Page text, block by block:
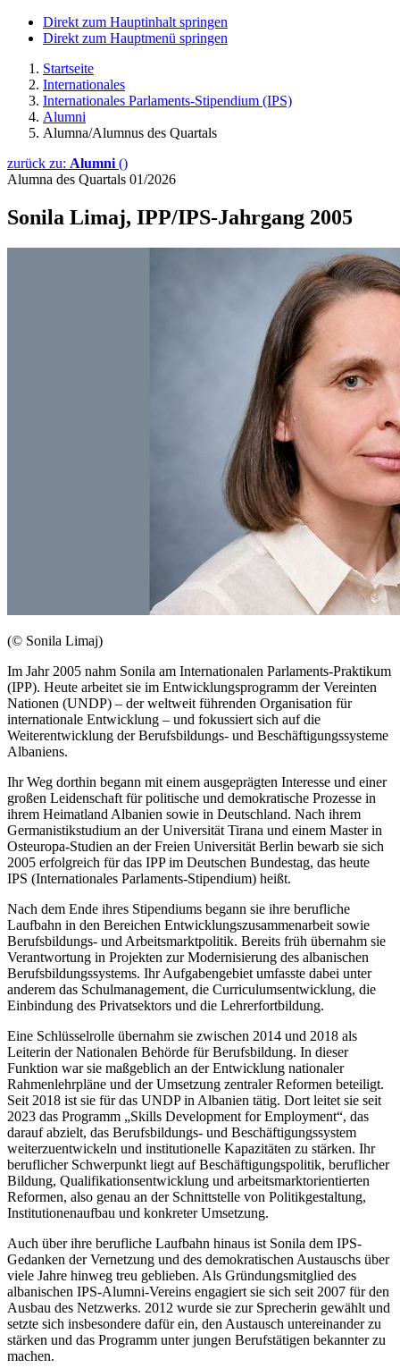
Direkt zum Hauptinhalt springen
Direkt zum Hauptmenü springen
Startseite
Internationales
Internationales Parlaments-Stipendium (IPS)
Alumni
Alumna/Alumnus des Quartals
zurück zu: Alumni ()
Alumna des Quartals 01/2026
Sonila Limaj, IPP/IPS-Jahrgang 2005
(© Sonila Limaj)
Im Jahr 2005 nahm Sonila am Internationalen Parlaments-Praktikum
(IPP). Heute arbeitet sie im Entwicklungsprogramm der Vereinten
Nationen (UNDP) – der weltweit führenden Organisation für
internationale Entwicklung – und fokussiert sich auf die
Weiterentwicklung der Berufsbildungs- und Beschäftigungssysteme
Albaniens.
Ihr Weg dorthin begann mit einem ausgeprägten Interesse und einer
großen Leidenschaft für politische und demokratische Prozesse in
ihrem Heimatland Albanien sowie in Deutschland. Nach ihrem
Germanistikstudium an der Universität Tirana und einem Master in
Osteuropa-Studien an der Freien Universität Berlin bewarb sie sich
2005 erfolgreich für das IPP im Deutschen Bundestag, das heute
IPS (Internationales Parlaments-Stipendium) heißt.
Nach dem Ende ihres Stipendiums begann sie ihre berufliche
Laufbahn in den Bereichen Entwicklungszusammenarbeit sowie
Berufsbildungs- und Arbeitsmarktpolitik. Bereits früh übernahm sie
Verantwortung in Projekten zur Modernisierung des albanischen
Berufsbildungssystems. Ihr Aufgabengebiet umfasste dabei unter
anderem das Schulmanagement, die Curriculumsentwicklung, die
Einbindung des Privatsektors und die Lehrerfortbildung.
Eine Schlüsselrolle übernahm sie zwischen 2014 und 2018 als
Leiterin der Nationalen Behörde für Berufsbildung. In dieser
Funktion war sie maßgeblich an der Entwicklung nationaler
Rahmenlehrpläne und der Umsetzung zentraler Reformen beteiligt.
Seit 2018 ist sie für das UNDP in Albanien tätig. Dort leitet sie seit
2023 das Programm „Skills Development for Employment“, das
darauf abzielt, das Berufsbildungs- und Beschäftigungssystem
weiterzuentwickeln und institutionelle Kapazitäten zu stärken. Ihr
beruflicher Schwerpunkt liegt auf Beschäftigungspolitik, beruflicher
Bildung, Qualifikationsentwicklung und arbeitsmarktorientierten
Reformen, also genau an der Schnittstelle von Politikgestaltung,
Institutionenaufbau und konkreter Umsetzung.
Auch über ihre berufliche Laufbahn hinaus ist Sonila dem IPS-
Gedanken der Vernetzung und des demokratischen Austauschs über
viele Jahre hinweg treu geblieben. Als Gründungsmitglied des
albanischen IPS-Alumni-Vereins engagiert sie sich seit 2007 für den
Ausbau des Netzwerks. 2012 wurde sie zur Sprecherin gewählt und
setzte sich insbesondere dafür ein, den Austausch untereinander zu
stärken und das Programm unter jungen Berufstätigen bekannter zu
machen.